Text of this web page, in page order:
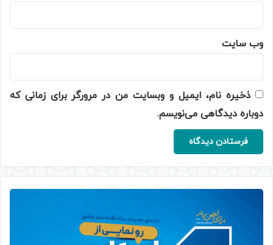
وب‌ سایت
ذخیره نام، ایمیل و وبسایت من در مرورگر برای زمانی که
دوباره دیدگاهی می‌نویسم.